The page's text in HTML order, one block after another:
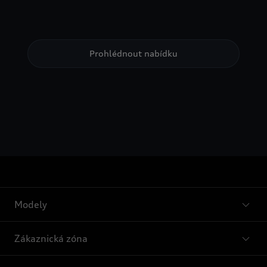
Prohlédnout nabídku
Modely
Zákaznická zóna